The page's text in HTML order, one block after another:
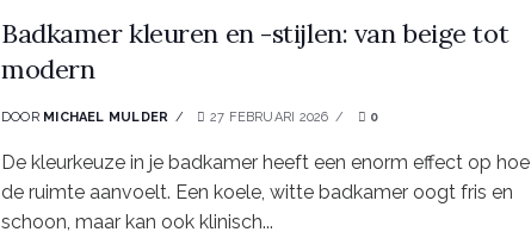
Badkamer kleuren en -stijlen: van beige tot
modern
DOOR MICHAEL MULDER 27 FEBRUARI 2026 0
De kleurkeuze in je badkamer heeft een enorm effect op hoe
de ruimte aanvoelt. Een koele, witte badkamer oogt fris en
schoon, maar kan ook klinisch...